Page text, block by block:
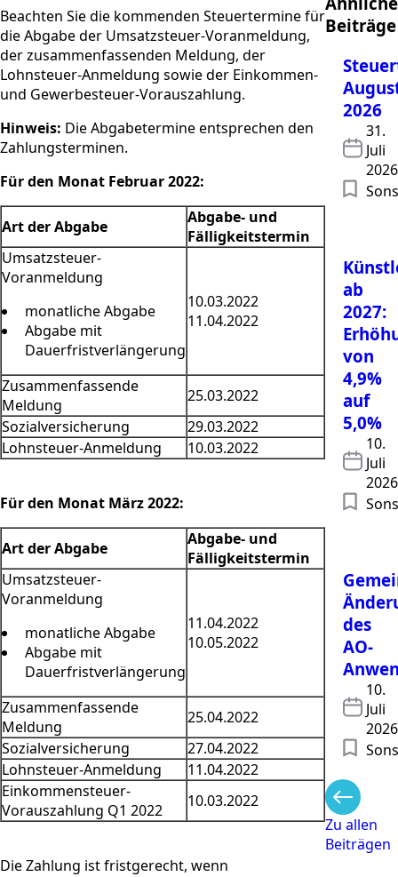
Beachten Sie die kommenden Steuertermine für
die Abgabe der Umsatzsteuer-Voranmeldung,
der zusammenfassenden Meldung, der
Lohnsteuer-Anmeldung sowie der Einkommen-
und Gewerbesteuer-Vorauszahlung.
Hinweis: Die Abgabetermine entsprechen den
Zahlungsterminen.
Für den Monat Februar 2022:
Art der Abgabe
Abgabe- und
Fälligkeitstermin
Umsatzsteuer-
Voranmeldung
monatliche Abgabe
Abgabe mit
Dauerfristverlängerung
10.03.2022
11.04.2022
Zusammenfassende
Meldung
25.03.2022
Sozialversicherung
29.03.2022
Lohnsteuer-Anmeldung
10.03.2022
Für den Monat März 2022:
Art der Abgabe
Abgabe- und
Fälligkeitstermin
Umsatzsteuer-
Voranmeldung
monatliche Abgabe
Abgabe mit
Dauerfristverlängerung
11.04.2022
10.05.2022
Zusammenfassende
Meldung
25.04.2022
Sozialversicherung
27.04.2022
Lohnsteuer-Anmeldung
11.04.2022
Einkommensteuer-
Vorauszahlung Q1 2022
10.03.2022
Die Zahlung ist fristgerecht, wenn
Beiträge
2026
31.
Juli
2026
ab
2027:
von
4,9%
auf
5,0%
10.
Juli
2026
des
AO-
10.
Juli
2026
Zu allen
Beiträgen